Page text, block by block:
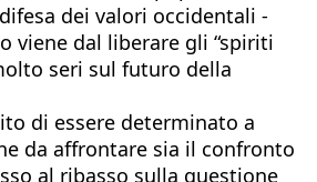
dei valori occidentali -
viene dal liberare gli “spiriti
seri sul futuro della
di essere determinato a
da affrontare sia il confronto
al ribasso sulla questione